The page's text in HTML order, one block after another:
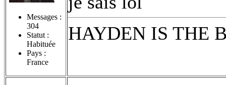
Messages :
304
Statut :
Habituée
Pays :
France
HAYDEN IS THE